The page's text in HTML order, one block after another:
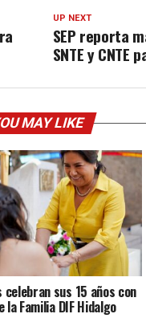
UP NEXT
SEP reporta
SNTE y
MAY LIKE
sus 15 años con
la Familia DIF Hidalgo